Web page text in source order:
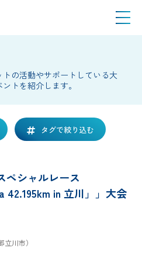
トの活動やサポートしている大
トを紹介します。
タグで絞り込む
ペシャルレース
42.195km in 立川」」大会
川市）